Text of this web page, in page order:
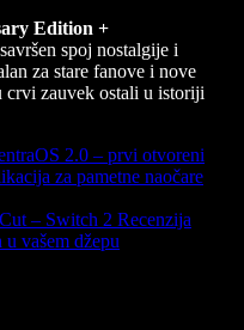
Edition +
spoj nostalgije i
za stare fanove i nove
crvi zauvek ostali u istoriji
2.0 – prvi otvoreni
za pametne naočare
– Switch 2 Recenzija
vašem džepu